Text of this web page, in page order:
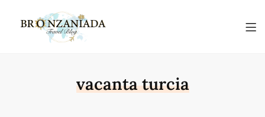
vacanta turcia